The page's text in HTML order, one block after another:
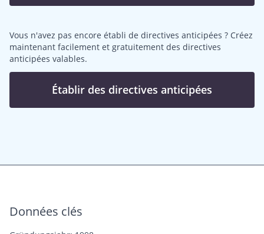
Vous n'avez pas encore établi de directives anticipées ? Créez
maintenant facilement et gratuitement des directives
anticipées valables.
Établir des directives anticipées
Données clés